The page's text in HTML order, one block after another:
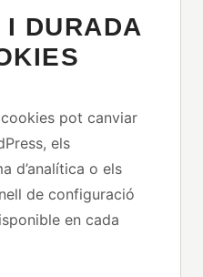
DURADA
pot canviar
els
d’analítica o els
de configuració
en cada